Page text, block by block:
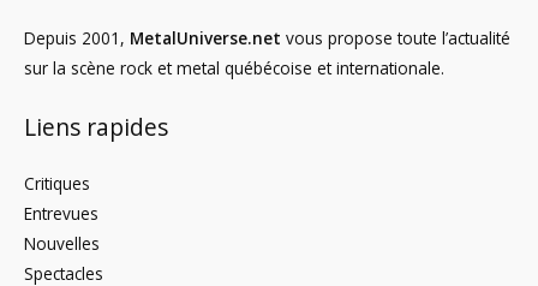
Depuis 2001, MetalUniverse.net vous propose toute l’actualité
sur la scène rock et metal québécoise et internationale.
Liens rapides
Critiques
Entrevues
Nouvelles
Spectacles